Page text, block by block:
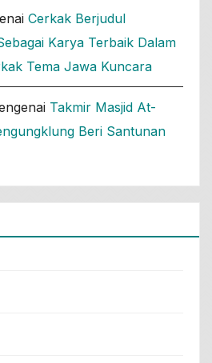
Cerkak Berjudul
Sebagai Karya Terbaik Dalam
Tema Jawa Kuncara
Takmir Masjid At-
Beri Santunan